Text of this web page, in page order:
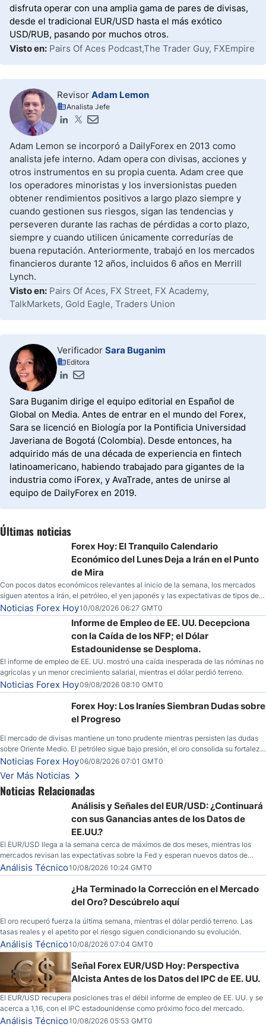
disfruta operar con una amplia gama de pares de divisas,
desde el tradicional EUR/USD hasta el más exótico
USD/RUB, pasando por muchos otros.
Visto en: Pairs Of Aces Podcast,The Trader Guy, FXEmpire
Revisor Adam Lemon
Analista Jefe
Adam Lemon se incorporó a DailyForex en 2013 como
analista jefe interno. Adam opera con divisas, acciones y
otros instrumentos en su propia cuenta. Adam cree que
los operadores minoristas y los inversionistas pueden
obtener rendimientos positivos a largo plazo siempre y
cuando gestionen sus riesgos, sigan las tendencias y
perseveren durante las rachas de pérdidas a corto plazo,
siempre y cuando utilicen únicamente corredurías de
buena reputación. Anteriormente, trabajó en los mercados
financieros durante 12 años, incluidos 6 años en Merrill
Lynch.
Visto en: Pairs Of Aces, FX Street, FX Academy,
TalkMarkets, Gold Eagle, Traders Union
Verificador Sara Buganim
Editora
Sara Buganim dirige el equipo editorial en Español de
Global on Media. Antes de entrar en el mundo del Forex,
Sara se licenció en Biología por la Pontificia Universidad
Javeriana de Bogotá (Colombia). Desde entonces, ha
adquirido más de una década de experiencia en fintech
latinoamericano, habiendo trabajado para gigantes de la
industria como iForex, y AvaTrade, antes de unirse al
equipo de DailyForex en 2019.
Últimas noticias
Forex Hoy: El Tranquilo Calendario
Económico del Lunes Deja a Irán en el Punto
de Mira
Con pocos datos económicos relevantes al inicio de la semana, los mercados
siguen atentos a Irán, el petróleo, el yen japonés y las expectativas de tipos de
la Fed.
Noticias Forex Hoy10/08/2026 06:27 GMT0
Informe de Empleo de EE. UU. Decepciona
con la Caída de los NFP; el Dólar
Estadounidense se Desploma.
El informe de empleo de EE. UU. mostró una caída inesperada de las nóminas no
agrícolas y un menor crecimiento salarial, mientras el dólar perdió terreno.
Noticias Forex Hoy09/08/2026 08:10 GMT0
Forex Hoy: Los Iraníes Siembran Dudas sobre
el Progreso
El mercado de divisas mantiene un tono prudente mientras persisten las dudas
sobre Oriente Medio. El petróleo sigue bajo presión, el oro consolida su fortaleza
y los operadores esperan nuevas referencias económicas desde Estados
Unidos.
Noticias Forex Hoy06/08/2026 07:01 GMT0
Ver Más Noticias
Noticias Relacionadas
Análisis y Señales del EUR/USD: ¿Continuará
con sus Ganancias antes de los Datos de
EE.UU.?
El EUR/USD llega a la semana cerca de máximos de dos meses, mientras los
mercados revisan las expectativas sobre la Fed y esperan nuevos datos de
inflación de EE. UU.
Análisis Técnico10/08/2026 10:24 GMT0
¿Ha Terminado la Corrección en el Mercado
del Oro? Descúbrelo aquí
El oro recuperó fuerza la última semana, mientras el dólar perdió terreno. Las
tasas reales y el apetito por el riesgo siguen condicionando su evolución.
Análisis Técnico10/08/2026 07:04 GMT0
Señal Forex EUR/USD Hoy: Perspectiva
Alcista Antes de los Datos del IPC de EE. UU.
El EUR/USD recupera posiciones tras el débil informe de empleo de EE. UU. y se
acerca a 1,16, con el IPC estadounidense como próximo foco del mercado.
Análisis Técnico10/08/2026 05:53 GMT0